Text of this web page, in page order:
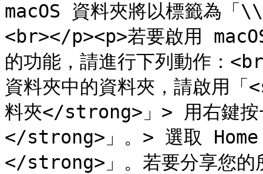
macOS 資料夾將以標籤為「
<br></p><p>若要啟用
的功能，請進行下列動作：
資料夾中的資料夾，請啟用
料夾</strong>」> 用右鍵
</strong>」。> 選取 Home
</strong>」。若要分享您的